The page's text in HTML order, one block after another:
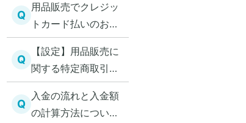
Q
用品販売でクレジッ
トカード払いのお支
払いを注文から25日
以内に確定する
Q
【設定】用品販売に
関する特定商取引法
に基づく表記を設定
する
Q
入金の流れと入金額
の計算方法について